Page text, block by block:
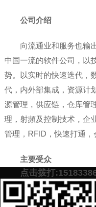
公司介绍
向流通业和服务也输
中国一流的软件公司，以
势。以实时的快速迭代，
代，内外部集成，资源计
源管理，供应链，仓库管
理，射頻及控制技术，企
管理，RFID，快速打通，
主要受众
商业地产，零售行业
管理，会员管理
点击拨打